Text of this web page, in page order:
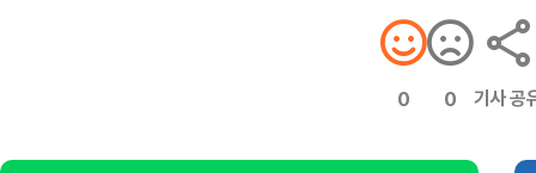
0 0 기사 공